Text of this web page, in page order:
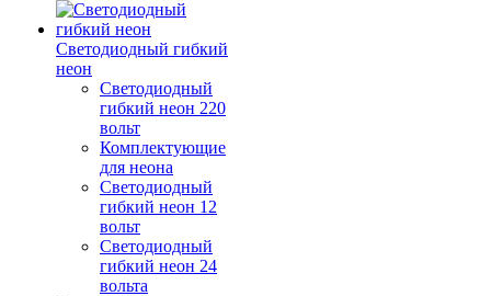
Светодиодный гибкий
неон
Светодиодный
гибкий неон 220
вольт
Комплектующие
для неона
Светодиодный
гибкий неон 12
вольт
Светодиодный
гибкий неон 24
вольта